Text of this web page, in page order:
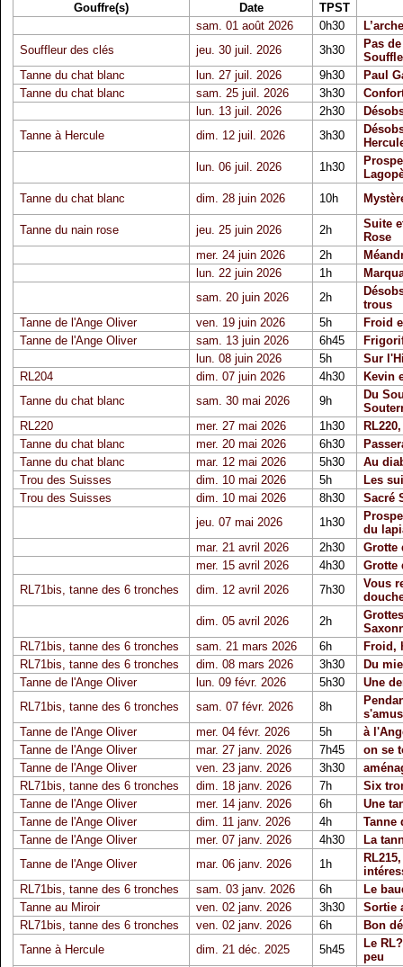
Gouffre(s) Date
TPST
sam. 01 août 2026
0h30
Souffleur des clés
jeu. 30 juil. 2026 3h30
Pas
Tanne du chat blanc
lun. 27 juil. 2026 9h30
Paul
Tanne du chat blanc
sam. 25 juil. 2026 3h30
lun. 13 juil. 2026
2h30
Tanne à Hercule
dim. 12 juil. 2026 3h30
lun. 06 juil. 2026
1h30
Tanne du chat blanc
dim. 28 juin 2026 10h
Tanne du nain rose jeu. 25 juin 2026 2h
Suite
Rose
mer. 24 juin 2026
2h
lun. 22 juin 2026
1h
sam. 20 juin 2026
2h
trous
Tanne de l'Ange Oliver
ven. 19 juin 2026 5h
Froid
Tanne de l'Ange Oliver
sam. 13 juin 2026 6h45
lun. 08 juin 2026
5h
Sur
RL204
dim. 07 juin 2026 4h30
Kevin
Tanne du chat blanc
sam. 30 mai 2026 9h
Du
RL220
mer. 27 mai 2026 1h30
Tanne du chat blanc
mer. 20 mai 2026 6h30
Tanne du chat blanc
mar. 12 mai 2026 5h30
Au
Trou des Suisses
dim. 10 mai 2026 5h
Les
Trou des Suisses
dim. 10 mai 2026 8h30
Sacré
jeu. 07 mai 2026
1h30
du
mar. 21 avril 2026
2h30
Grotte
mer. 15 avril 2026
4h30
Grotte
RL71bis, tanne des 6 tronches
dim. 12 avril 2026 7h30
Vous
dim. 05 avril 2026
2h
RL71bis, tanne des 6 tronches
sam. 21 mars 2026 6h
Froid,
RL71bis, tanne des 6 tronches
dim. 08 mars 2026 3h30
Du
Tanne de l'Ange Oliver
lun. 09 févr. 2026 5h30
Une
RL71bis, tanne des 6 tronches
sam. 07 févr. 2026 8h
Tanne de l'Ange Oliver
mer. 04 févr. 2026 5h
à
Tanne de l'Ange Oliver
mar. 27 janv. 2026 7h45
on se
Tanne de l'Ange Oliver
ven. 23 janv. 2026 3h30
RL71bis, tanne des 6 tronches
dim. 18 janv. 2026 7h
Six
Tanne de l'Ange Oliver
mer. 14 janv. 2026 6h
Une
Tanne de l'Ange Oliver
dim. 11 janv. 2026 4h
Tanne
Tanne de l'Ange Oliver
mer. 07 janv. 2026 4h30
La
Tanne de l'Ange Oliver
mar. 06 janv. 2026 1h
RL71bis, tanne des 6 tronches
sam. 03 janv. 2026 6h
Le
Tanne au Miroir
ven. 02 janv. 2026 3h30
Sortie
RL71bis, tanne des 6 tronches
ven. 02 janv. 2026 6h
Bon
Tanne à Hercule
dim. 21 déc. 2025 5h45
Le
peu